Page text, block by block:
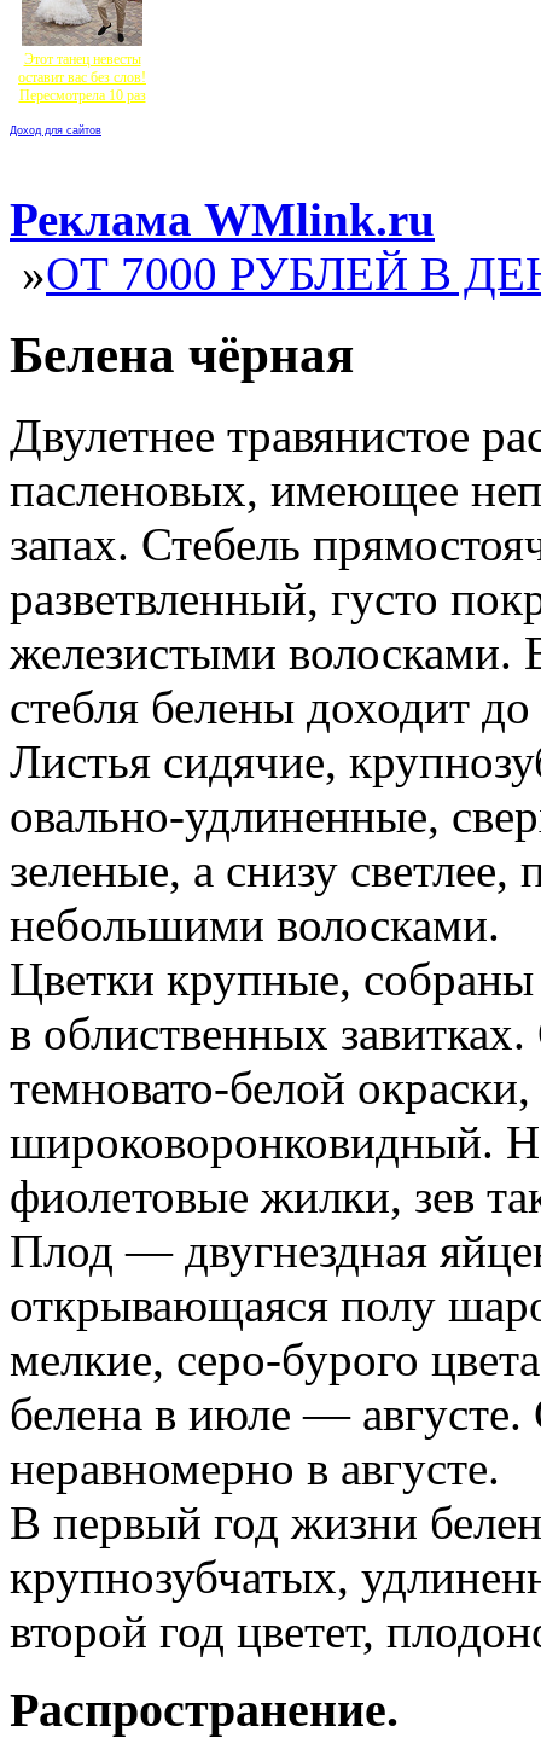
Этот танец невесты
оставит вас без слов!
Пересмотрела 10 раз
Доход для сайтов
Реклама WMlink.ru
»ОТ 7000 РУБЛЕЙ В
Белена чёрная
Двулетнее травянистое
пасленовых, имеющее
запах. Стебель
разветвленный, густо
железистыми волосками.
стебля белены доходит
Листья сидячие,
овально-удлиненные,
зеленые, а снизу
небольшими волосками.
Цветки крупные, собраны
в облиственных
темновато-белой
широковоронковидный.
фиолетовые жилки, зев
Плод — двугнездная
открывающаяся полу
мелкие, серо-бурого
белена в июле — августе.
неравномерно в августе.
В первый год жизни
крупнозубчатых,
второй год цветет,
Распространение.